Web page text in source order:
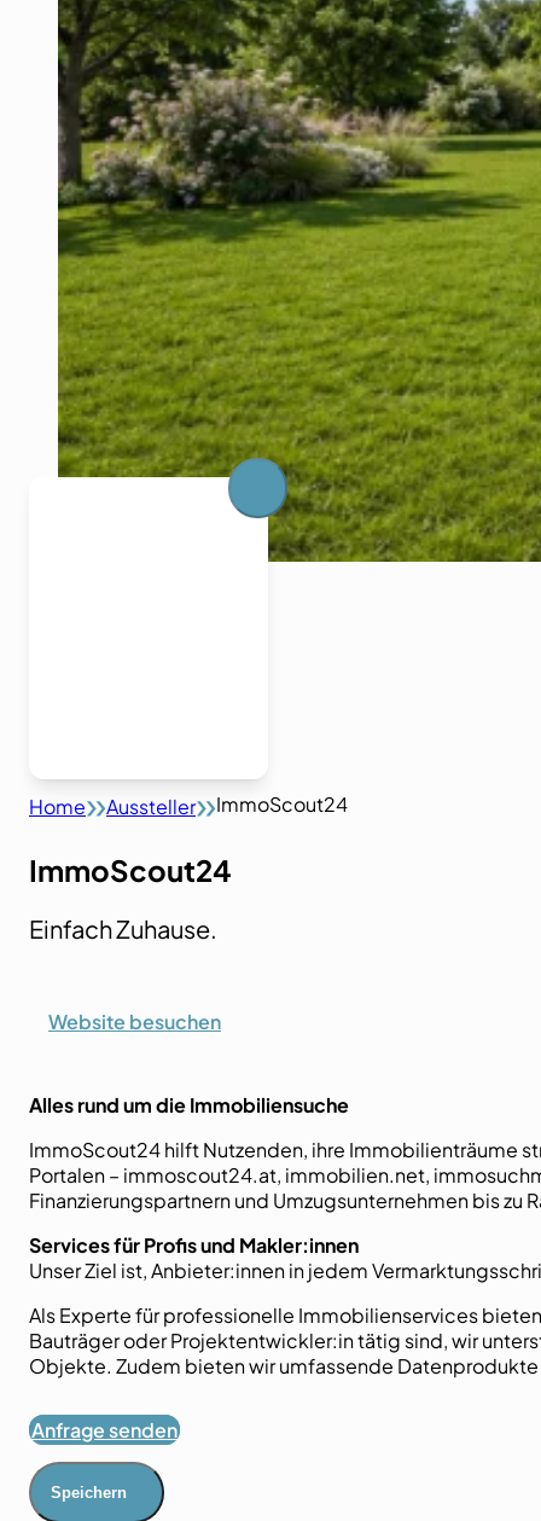
Home Aussteller ImmoScout24
ImmoScout24
Einfach Zuhause.
Website besuchen
Alles rund um die Immobiliensuche
ImmoScout24 hilft Nutzenden, ihre Immobilienträume
Portalen – immoscout24.at, immobilien.net,
Finanzierungspartnern und Umzugsunternehmen bis zu
Services für Profis und Makler:innen
Unser Ziel ist, Anbieter:innen in jedem
Als Experte für professionelle Immobilienservices
Bauträger oder Projektentwickler:in tätig sind, wir
Objekte. Zudem bieten wir umfassende
Anfrage senden
Speichern